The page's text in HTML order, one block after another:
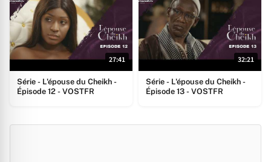
27:41
Série - L'épouse du Cheikh -
Épisode 12 - VOSTFR
32:21
Série - L'épouse du Cheikh -
Épisode 13 - VOSTFR